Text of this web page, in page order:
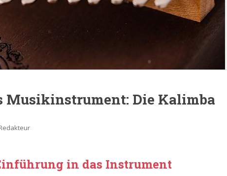
Musikinstrument: Die Kalimba
in das Instrument